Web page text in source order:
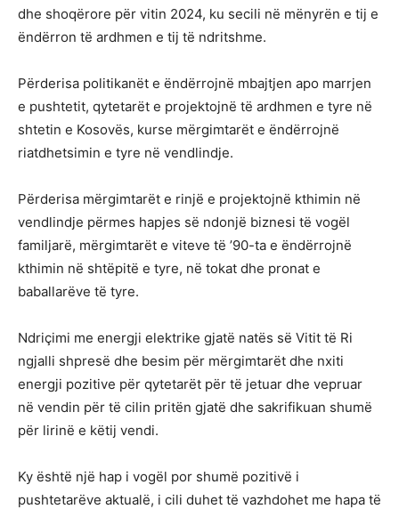
dhe shoqërore për vitin 2024, ku secili në mënyrën e tij e
ëndërron të ardhmen e tij të ndritshme.
Përderisa politikanët e ëndërrojnë mbajtjen apo marrjen
e pushtetit, qytetarët e projektojnë të ardhmen e tyre në
shtetin e Kosovës, kurse mërgimtarët e ëndërrojnë
riatdhetsimin e tyre në vendlindje.
Përderisa mërgimtarët e rinjë e projektojnë kthimin në
vendlindje përmes hapjes së ndonjë biznesi të vogël
familjarë, mërgimtarët e viteve të ’90-ta e ëndërrojnë
kthimin në shtëpitë e tyre, në tokat dhe pronat e
baballarëve të tyre.
Ndriçimi me energji elektrike gjatë natës së Vitit të Ri
ngjalli shpresë dhe besim për mërgimtarët dhe nxiti
energji pozitive për qytetarët për të jetuar dhe vepruar
në vendin për të cilin pritën gjatë dhe sakrifikuan shumë
për lirinë e këtij vendi.
Ky është një hap i vogël por shumë pozitivë i
pushtetarëve aktualë, i cili duhet të vazhdohet me hapa të